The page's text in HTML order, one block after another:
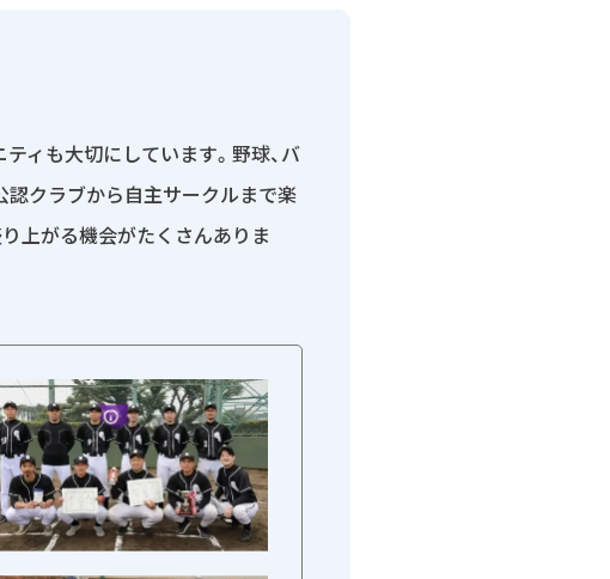
ィも大切にしています。野球、バ
認クラブから自主サークルまで楽
上がる機会がたくさんありま